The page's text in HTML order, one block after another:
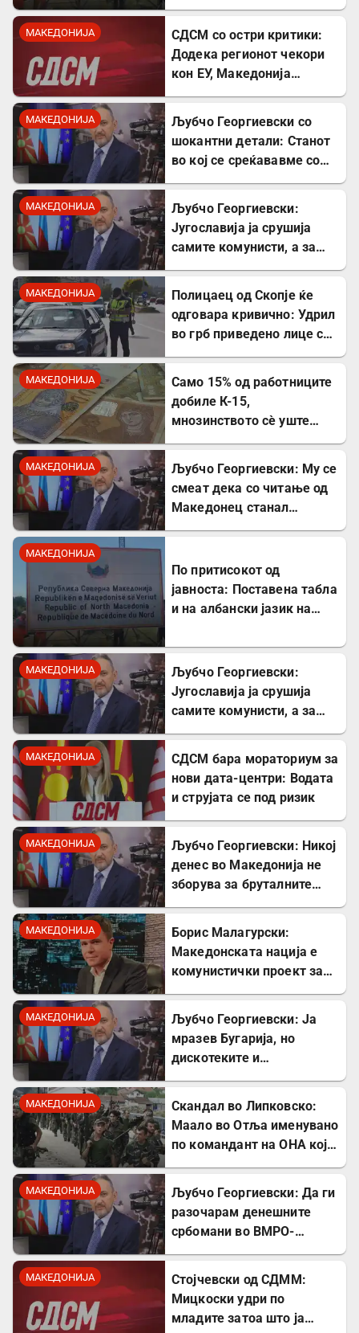
тешка провокација
МАКЕДОНИЈА
СДСМ со остри критики:
Додека регионот чекори
кон ЕУ, Македонија
МАКЕДОНИЈА
Љубчо Георгиевски со
шокантни детали: Станот
во кој се среќававме со
МАКЕДОНИЈА
Љубчо Георгиевски:
Југославија ја срушија
самите комунисти, а за
МАКЕДОНИЈА
Полицаец од Скопје ќе
одговара кривично: Удрил
во грб приведено лице со
МАКЕДОНИЈА
Само 15% од работниците
добиле К-15,
мнозинството сè уште
МАКЕДОНИЈА
Љубчо Георгиевски: Му се
смеат дека со читање од
Македонец станал
интелектуалец
МАКЕДОНИЈА
По притисокот од
јавноста: Поставена табла
и на албански јазик на
МАКЕДОНИЈА
Љубчо Георгиевски:
Југославија ја срушија
самите комунисти, а за
МАКЕДОНИЈА
СДСМ бара мораториум за
нови дата-центри: Водата
и струјата се под ризик
МАКЕДОНИЈА
Љубчо Георгиевски: Никој
денес во Македонија не
зборува за бруталните
МАКЕДОНИЈА
Борис Малагурски:
Македонската нација е
комунистички проект за
МАКЕДОНИЈА
Љубчо Георгиевски: Ја
мразев Бугарија, но
дискотеките и
сликата
МАКЕДОНИЈА
Скандал во Липковско:
Маало во Отља именувано
по командант на ОНА кој
МАКЕДОНИЈА
Љубчо Георгиевски: Да ги
разочарам денешните
србомани во ВМРО-
против Србославија
МАКЕДОНИЈА
Стојчевски од СДММ:
Мицкоски удри по
младите затоа што ја